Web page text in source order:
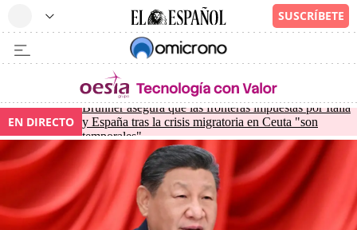
EN DIRECTO
Brunner asegura que las fronteras impuestas por Italia
y España tras la crisis migratoria en Ceuta "son
temporales"